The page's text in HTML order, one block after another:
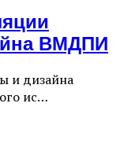
ВМДПИ
и дизайна
ис…